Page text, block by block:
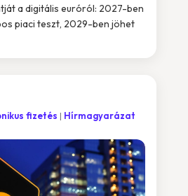
a digitális euróról: 2027-ben
piaci teszt, 2029-ben jöhet
fizetés
Hírmagyarázat